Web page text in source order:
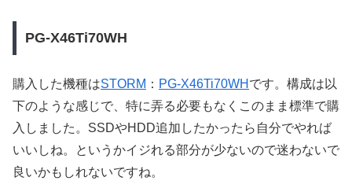
PG-X46Ti70WH
購入した機種はSTORM ： PG-X46Ti70WH です。構成は以
下のような感じで、特に弄る必要もなくこのまま標準で購
入しました。SSDやHDD追加したかったら自分でやれば
いいしね。というかイジれる部分が少ないので迷わないで
良いかもしれないですね。